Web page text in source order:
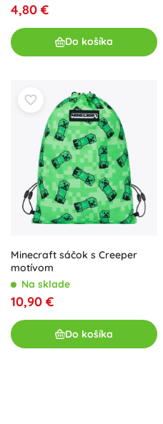
4,80 €
Do košíka
Minecraft sáčok s Creeper
motívom
Na sklade
10,90 €
Do košíka